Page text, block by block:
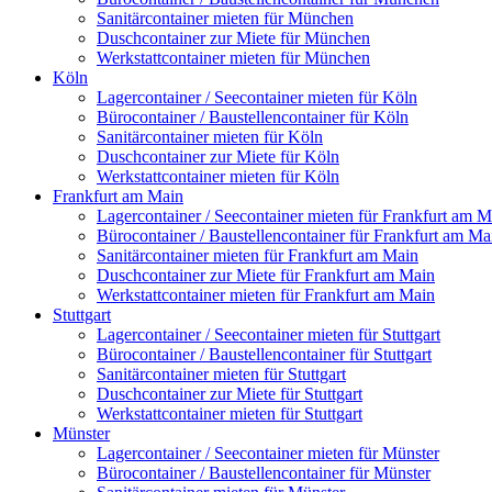
Sanitärcontainer mieten für München
Duschcontainer zur Miete für München
Werkstattcontainer mieten für München
Köln
Lagercontainer / Seecontainer mieten für Köln
Bürocontainer / Baustellencontainer für Köln
Sanitärcontainer mieten für Köln
Duschcontainer zur Miete für Köln
Werkstattcontainer mieten für Köln
Frankfurt am Main
Lagercontainer / Seecontainer mieten für Frankfurt am
Bürocontainer / Baustellencontainer für Frankfurt am
Sanitärcontainer mieten für Frankfurt am Main
Duschcontainer zur Miete für Frankfurt am Main
Werkstattcontainer mieten für Frankfurt am Main
Stuttgart
Lagercontainer / Seecontainer mieten für Stuttgart
Bürocontainer / Baustellencontainer für Stuttgart
Sanitärcontainer mieten für Stuttgart
Duschcontainer zur Miete für Stuttgart
Werkstattcontainer mieten für Stuttgart
Münster
Lagercontainer / Seecontainer mieten für Münster
Bürocontainer / Baustellencontainer für Münster